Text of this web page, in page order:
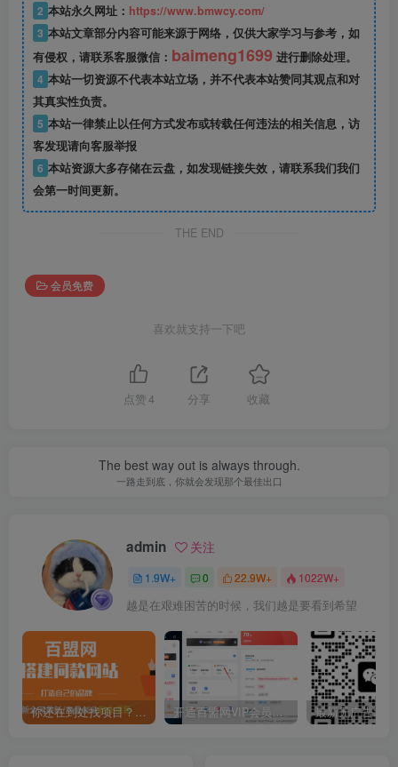
2 本站永久网址： https://www.bmwcy.com/
3 本站文章部分内容可能来源于网络，仅供大家学习与参考，如
有侵权，请联系客服微信： baimeng1699 进行删除处理。
4 本站一切资源不代表本站立场，并不代表本站赞同其观点和对
其真实性负责。
5 本站一律禁止以任何方式发布或转载任何违法的相关信息，访
客发现请向客服举报
6 本站资源大多存储在云盘，如发现链接失效，请联系我们我们
会第一时间更新。
THE END
会员免费
喜欢就支持一下吧
点赞 4 分享 收藏
The best way out is always through.
一路走到底，你就会发现那个最佳出口
admin 关注
1.9W+ 0 22.9W+ 1022W+
越是在艰难困苦的时候，我们越是要看到希望
你还在到处找项目？还在当韭菜？我靠卖项目一个月收入5万+，曾经我也是个失败者。 开通百盟网VIP会员，尊享全站资源免费下载，享70%的推广提成！！【限时五折优惠】